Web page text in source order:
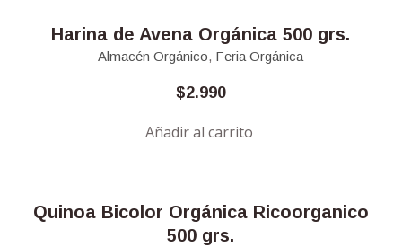
Harina de Avena Orgánica 500 grs.
Almacén Orgánico, Feria Orgánica
$2.990
Añadir al carrito
Quinoa Bicolor Orgánica Ricoorganico
500 grs.